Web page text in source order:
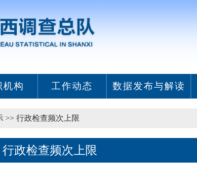
机构 工作动态 数据发布与解读
>> 行政检查频次上限
行政检查频次上限